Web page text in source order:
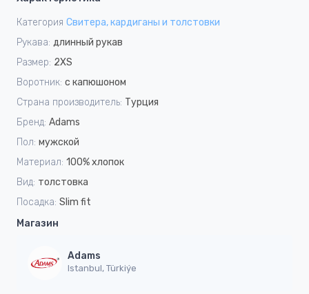
Категория Свитера, кардиганы и толстовки
Рукава: длинный рукав
Размер: 2XS
Воротник: с капюшоном
Страна производитель: Турция
Бренд: Adams
Пол: мужской
Материал: 100% хлопок
Вид: толстовка
Посадка: Slim fit
Магазин
Adams
Istanbul, Türkiýe